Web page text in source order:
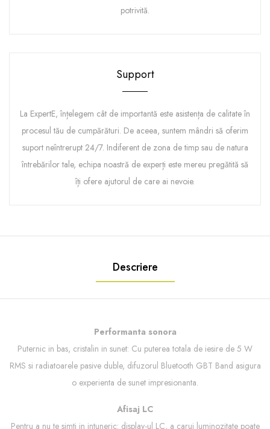
potrivită.
Support
La ExpertE, înțelegem cât de importantă este asistența de calitate în
procesul tău de cumpărături. De aceea, suntem mândri să oferim
suport neîntrerupt 24/7. Indiferent de zona de timp sau de natura
întrebărilor tale, echipa noastră de experți este mereu pregătită să
îți ofere ajutorul de care ai nevoie.
Descriere
Performanta sonora
Puternic in bas, cristalin in sunet: Cu puterea totala de iesire de 5 W
RMS si radiatoarele pasive duble, difuzorul Bluetooth GBT Band asigura
o experienta de sunet impresionanta.
Afisaj LC
Pentru a nu te simti in intuneric: display-ul LC, a carui luminozitate poate